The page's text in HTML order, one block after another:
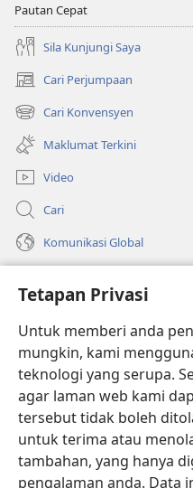
Tetapan Privasi
Untuk memberi anda
mungkin, kami
teknologi yang serupa.
agar laman web kami
tersebut tidak boleh
untuk terima atau
tambahan, yang hanya
pengalaman anda. Data
Pautan Cepat
Sila Kunjungi Saya
Cari Perjumpaan
(membuka
tetingkap
baharu)
Cari Konvensyen
(membuka
tetingkap
baharu)
Maklumat Terkini
Video
Cari
Komunikasi Global
(membuka
tetingkap
baharu)PERPUSTAKAAN DALAM
(membuka
tetingkap
baharu)JW Hub
(membuka
tetingkap
baharu)
®